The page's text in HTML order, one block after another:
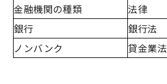
金融機関の種類 法律
銀行
銀行法
ノンバンク
貸金業法